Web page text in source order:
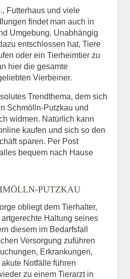
Futterhaus und viele
findet man auch in
Umgebung. Unabhängig
entschlossen hat, Tiere
oder ein Tierheimtier zu
hier die gesamte
Vierbeiner.
Trendthema, dem sich
Schmölln-Putzkau und
widmen. Natürlich kann
kaufen und sich so den
sparen. Per Post
bequem nach Hause
PUTZKAU
obliegt dem Tierhalter,
Haltung seines
diesem im Bedarfsfall
Versorgung zuführen
Erkrankungen,
Notfälle führen
zu einem Tierarzt in